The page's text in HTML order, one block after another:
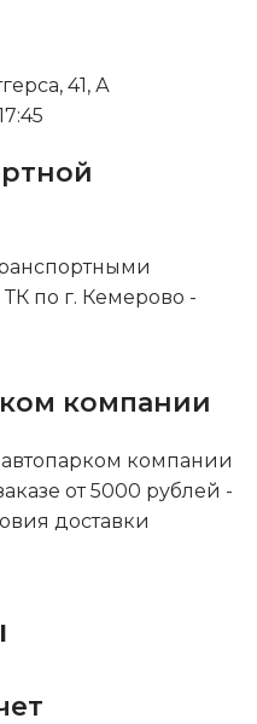
41, А
по г. Кемерово -
компании
автопарком компании
от 5000 рублей -
доставки